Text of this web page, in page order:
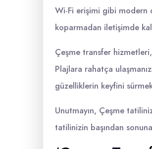
Wi-Fi erişimi gibi modern
koparmadan iletişimde
Çeşme transfer
Plajlara rahatça
güzelliklerin keyfini
Unutmayın, Çeşme
tatilinizin başından